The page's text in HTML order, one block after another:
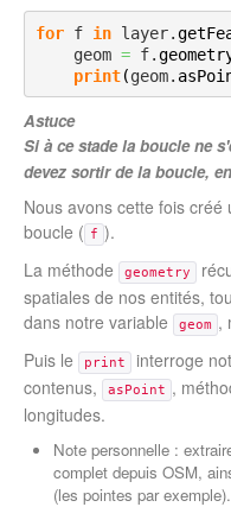
for f in layer.
    geom
= f.
print(geom.
Astuce
Si à ce stade la boucle ne
devez sortir de la boucle,
Nous avons cette fois
boucle ( f ).
La méthode
geometry
spatiales de nos entités,
dans notre variable
geom ,
Puis le
print
interroge
contenus,
asPoint ,
longitudes.
Note personnelle :
complet depuis OSM,
(les pointes par exemple).